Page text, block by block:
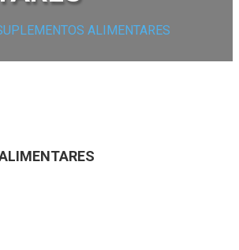
ALIMENTARES